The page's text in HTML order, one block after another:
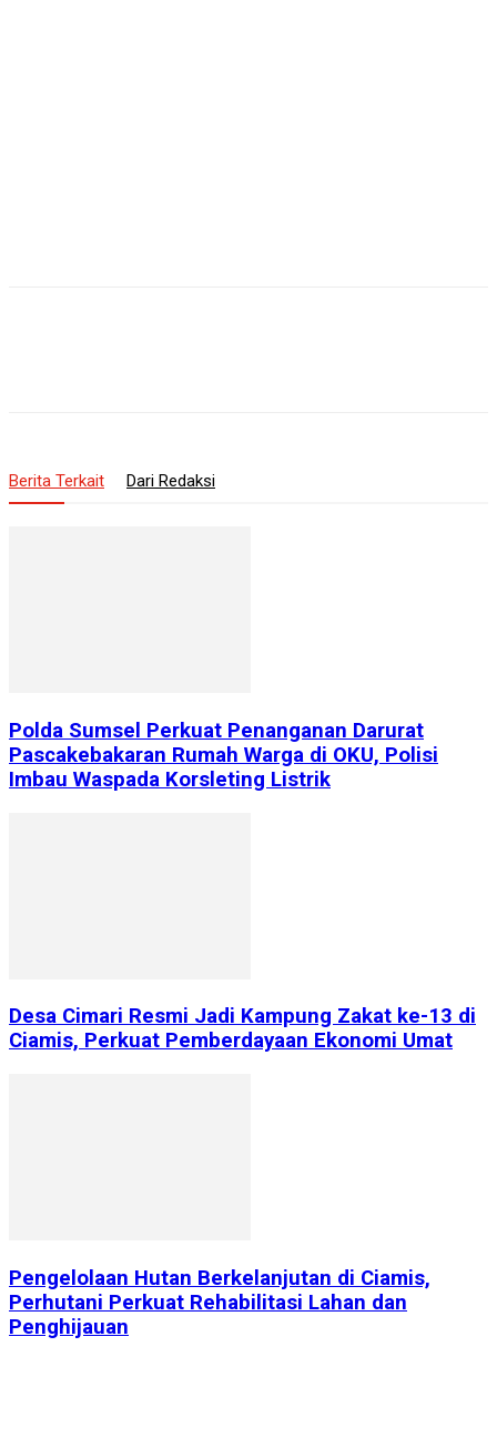
Berita Terkait Dari Redaksi
Polda Sumsel Perkuat Penanganan Darurat
Pascakebakaran Rumah Warga di OKU, Polisi
Imbau Waspada Korsleting Listrik
Desa Cimari Resmi Jadi Kampung Zakat ke-13 di
Ciamis, Perkuat Pemberdayaan Ekonomi Umat
Pengelolaan Hutan Berkelanjutan di Ciamis,
Perhutani Perkuat Rehabilitasi Lahan dan
Penghijauan